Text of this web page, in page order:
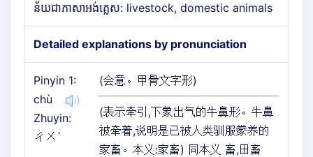
ន័យជាភាសាអង់គ្លេស: livestock, domestic animals
Detailed explanations by pronunciation
Pinyin 1:
chù
Zhuyin:
ㄔㄨˋ
(会意。甲骨文字形)
(表示牵引,下象出气的牛鼻形。牛鼻
被牵着,说明是已被人类驯服豢养的
家畜。本义:家畜) 同本义 畜,田畜